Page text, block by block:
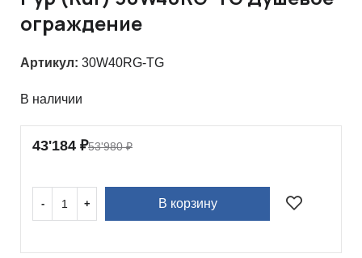
ограждение
Артикул: 30W40RG-TG
В наличии
43'184 ₽53'980₽
В корзину